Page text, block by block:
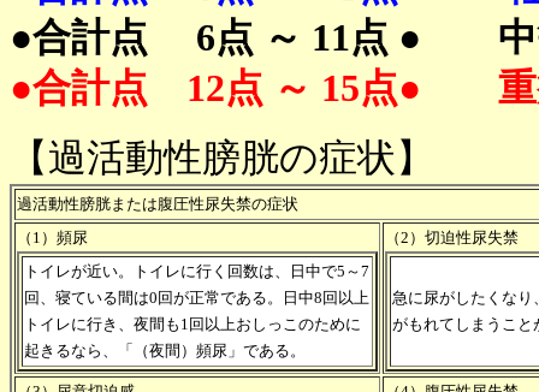
●合計点 6点 ～ 11点 ● 中
●合計点 12点 ～ 15点● 重
【過活動性膀胱の症状】
過活動性膀胱または腹圧性尿失禁の症状
（1）頻尿
トイレが近い。トイレに行く回数は、日中で5～7
回、寝ている間は0回が正常である。日中8回以上
トイレに行き、夜間も1回以上おしっこのために
起きるなら、「（夜間）頻尿」である。
（2）切迫性尿失禁
急に尿がしたくなり
がもれてしまうこと